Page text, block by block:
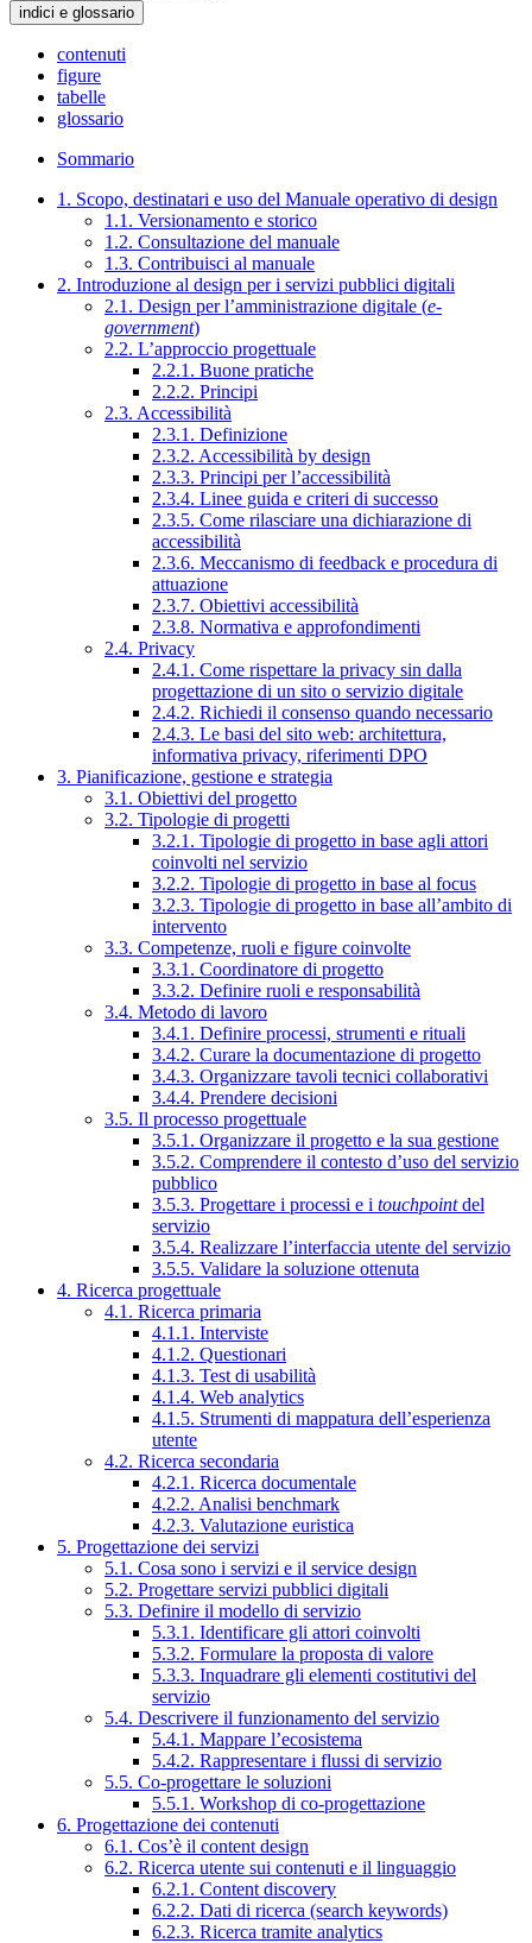
indici e glossario
contenuti
figure
tabelle
glossario
Sommario
1. Scopo, destinatari e uso del Manuale operativo di design
1.1. Versionamento e storico
1.2. Consultazione del manuale
1.3. Contribuisci al manuale
2. Introduzione al design per i servizi pubblici digitali
2.1. Design per l’amministrazione digitale (e-
government)
2.2. L’approccio progettuale
2.2.1. Buone pratiche
2.2.2. Principi
2.3. Accessibilità
2.3.1. Definizione
2.3.2. Accessibilità by design
2.3.3. Principi per l’accessibilità
2.3.4. Linee guida e criteri di successo
2.3.5. Come rilasciare una dichiarazione di
accessibilità
2.3.6. Meccanismo di feedback e procedura di
attuazione
2.3.7. Obiettivi accessibilità
2.3.8. Normativa e approfondimenti
2.4. Privacy
2.4.1. Come rispettare la privacy sin dalla
progettazione di un sito o servizio digitale
2.4.2. Richiedi il consenso quando necessario
2.4.3. Le basi del sito web: architettura,
informativa privacy, riferimenti DPO
3. Pianificazione, gestione e strategia
3.1. Obiettivi del progetto
3.2. Tipologie di progetti
3.2.1. Tipologie di progetto in base agli attori
coinvolti nel servizio
3.2.2. Tipologie di progetto in base al focus
3.2.3. Tipologie di progetto in base all’ambito di
intervento
3.3. Competenze, ruoli e figure coinvolte
3.3.1. Coordinatore di progetto
3.3.2. Definire ruoli e responsabilità
3.4. Metodo di lavoro
3.4.1. Definire processi, strumenti e rituali
3.4.2. Curare la documentazione di progetto
3.4.3. Organizzare tavoli tecnici collaborativi
3.4.4. Prendere decisioni
3.5. Il processo progettuale
3.5.1. Organizzare il progetto e la sua gestione
3.5.2. Comprendere il contesto d’uso del servizio
pubblico
3.5.3. Progettare i processi e i touchpointdel
servizio
3.5.4. Realizzare l’interfaccia utente del servizio
3.5.5. Validare la soluzione ottenuta
4. Ricerca progettuale
4.1. Ricerca primaria
4.1.1. Interviste
4.1.2. Questionari
4.1.3. Test di usabilità
4.1.4. Web analytics
4.1.5. Strumenti di mappatura dell’esperienza
utente
4.2. Ricerca secondaria
4.2.1. Ricerca documentale
4.2.2. Analisi benchmark
4.2.3. Valutazione euristica
5. Progettazione dei servizi
5.1. Cosa sono i servizi e il service design
5.2. Progettare servizi pubblici digitali
5.3. Definire il modello di servizio
5.3.1. Identificare gli attori coinvolti
5.3.2. Formulare la proposta di valore
5.3.3. Inquadrare gli elementi costitutivi del
servizio
5.4. Descrivere il funzionamento del servizio
5.4.1. Mappare l’ecosistema
5.4.2. Rappresentare i flussi di servizio
5.5. Co-progettare le soluzioni
5.5.1. Workshop di co-progettazione
6. Progettazione dei contenuti
6.1. Cos’è il content design
6.2. Ricerca utente sui contenuti e il linguaggio
6.2.1. Content discovery
6.2.2. Dati di ricerca (search keywords)
6.2.3. Ricerca tramite analytics